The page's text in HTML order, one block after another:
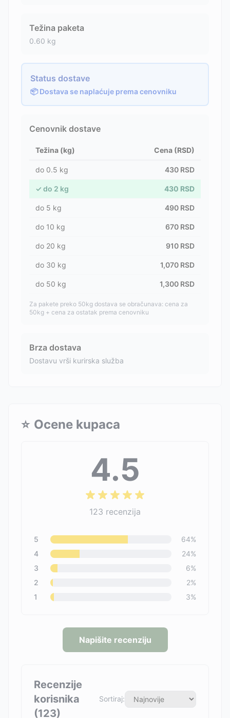
Težina paketa
0.60 kg
Status dostave
📦 Dostava se naplaćuje prema cenovniku
Cenovnik dostave
Težina (kg) Cena (RSD)
do 0.5 kg 430 RSD
✓ do 2 kg 430 RSD
do 5 kg 490 RSD
do 10 kg 670 RSD
do 20 kg 910 RSD
do 30 kg 1,070 RSD
do 50 kg 1,300 RSD
Za pakete preko 50kg dostava se obračunava: cena za
50kg + cena za ostatak prema cenovniku
Brza dostava
Dostavu vrši kurirska služba
⭐ Ocene kupaca
4.5
123 recenzija
5 64%
4
24%
3
6%
2
2%
1
3%
Napišite recenziju
Recenzije
korisnika
(123)
Sortiraj: